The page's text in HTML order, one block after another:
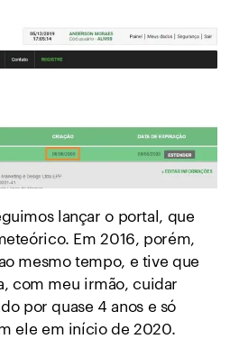
lançar o portal, que
Em 2016, porém,
mesmo tempo, e tive que
com meu irmão, cuidar
por quase 4 anos e só
ele em início de 2020.